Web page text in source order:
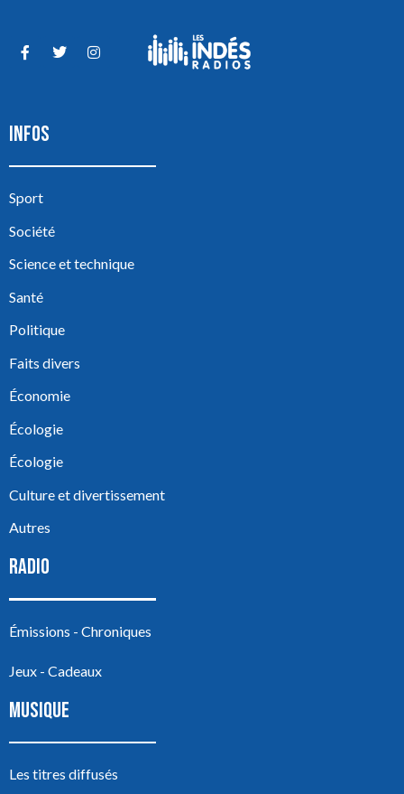
INFOS
Sport
Société
Science et technique
Santé
Politique
Faits divers
Économie
Écologie
Écologie
Culture et divertissement
Autres
RADIO
Émissions - Chroniques
Jeux - Cadeaux
MUSIQUE
Les titres diffusés